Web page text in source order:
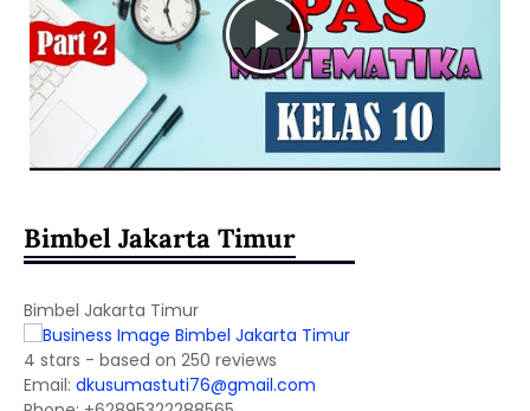
Bimbel Jakarta Timur
Bimbel Jakarta Timur
4 stars - based on 250 reviews
Email: dkusumastuti76@gmail.com